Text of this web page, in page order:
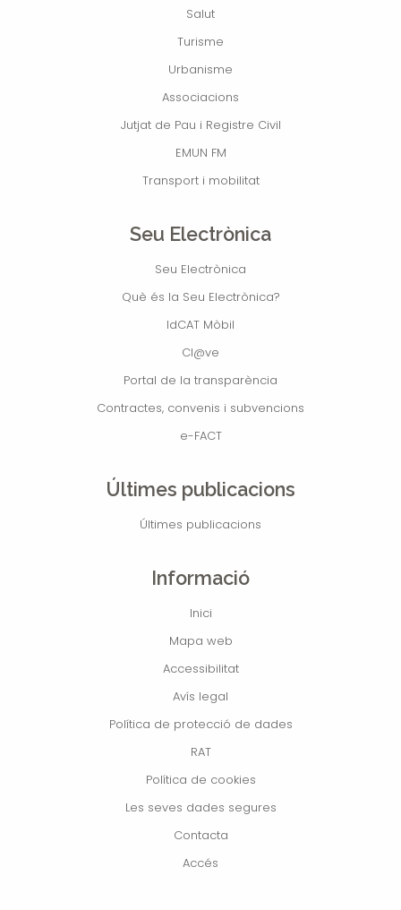
Salut
Turisme
Urbanisme
Associacions
Jutjat de Pau i Registre Civil
EMUN FM
Transport i mobilitat
Seu Electrònica
Seu Electrònica
Què és la Seu Electrònica?
IdCAT Mòbil
Cl@ve
Portal de la transparència
Contractes, convenis i subvencions
e-FACT
Últimes publicacions
Últimes publicacions
Informació
Inici
Mapa web
Accessibilitat
Avís legal
Política de protecció de dades
RAT
Política de cookies
Les seves dades segures
Contacta
Accés